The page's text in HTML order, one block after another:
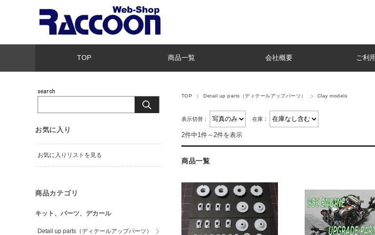
TOP 商品一覧 会社概要 ご利
TOP Detail up parts（ディテールアップパーツ） Clay models
表示切替： 在庫：
2件中1件～2件を表示
商品一覧
お気に入り
お気に入りリストを見る
商品カテゴリ
キット、パーツ、デカール
Detail up parts（ディテールアップパーツ）